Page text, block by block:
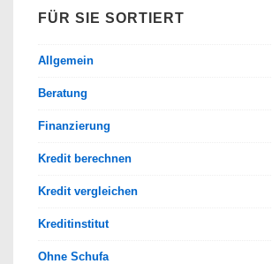
FÜR SIE SORTIERT
Allgemein
Beratung
Finanzierung
Kredit berechnen
Kredit vergleichen
Kreditinstitut
Ohne Schufa